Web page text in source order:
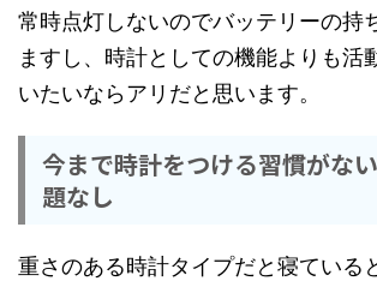
常時点灯しないのでバッテリーの持
ますし、時計としての機能よりも活
いたいならアリだと思います。
今まで時計をつける習慣がな
題なし
重さのある時計タイプだと寝ている